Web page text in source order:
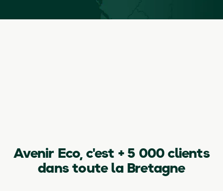
Avenir Eco, c'est + 5 000clients
dans toute la Bretagne